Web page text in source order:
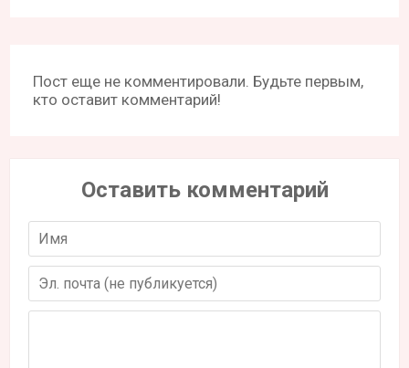
Пост еще не комментировали. Будьте первым,
кто оставит комментарий!
Оставить комментарий